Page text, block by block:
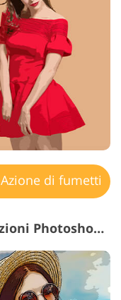
Azione di fumetti
Libro di fumetti gratuito di azioni Photoshop n. 6 "Poster"